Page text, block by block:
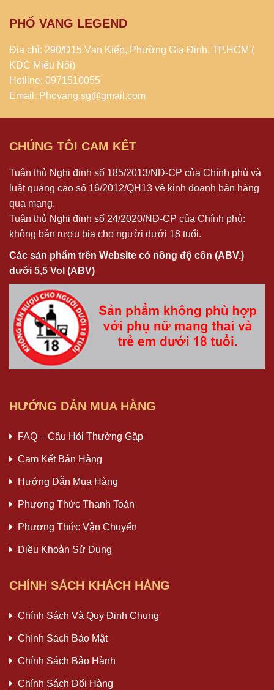
PHỐ VANG LEGEND
Địa chỉ: 290/D15 Vạn Kiếp, Phường Gia Định, TP.HCM (
KDC Miếu Nổi)
Hotline: 0971510055
Email: Phovang.sg@gmail.com
CHÚNG TÔI CAM KẾT
Tuân thủ Nghị định số 185/2013/NĐ-CP của Chính phủ và
luật quảng cáo số 16/2012/QH13 về kinh doanh bán hàng
qua mạng.
Tuân thủ Nghị định số 24/2020/NĐ-CP của Chính phủ:
không bán rượu bia cho người dưới 18 tuổi.
Các sản phẩm trên Website có nồng độ cồn (ABV.)
dưới 5,5 Vol (ABV)
HƯỚNG DẪN MUA HÀNG
FAQ – Câu Hỏi Thường Gặp
Cam Kết Bán Hàng
Hướng Dẫn Mua Hàng
Phương Thức Thanh Toán
Phương Thức Vận Chuyển
Điều Khoản Sử Dụng
CHÍNH SÁCH KHÁCH HÀNG
Chính Sách Và Quy Định Chung
Chính Sách Bảo Mật
Chính Sách Bảo Hành
Chính Sách Đổi Hàng